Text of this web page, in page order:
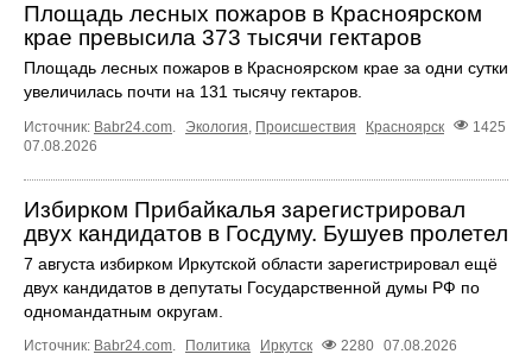
Площадь лесных пожаров в Красноярском
крае превысила 373 тысячи гектаров
Площадь лесных пожаров в Красноярском крае за одни сутки
увеличилась почти на 131 тысячу гектаров.
Источник: Babr24.com Экология Происшествия Красноярск
1425
07.08.2026
Избирком Прибайкалья зарегистрировал
двух кандидатов в Госдуму. Бушуев пролетел
7 августа избирком Иркутской области зарегистрировал ещё
двух кандидатов в депутаты Государственной думы РФ по
одномандатным округам.
Источник: Babr24.com Политика Иркутск 2280 07.08.2026